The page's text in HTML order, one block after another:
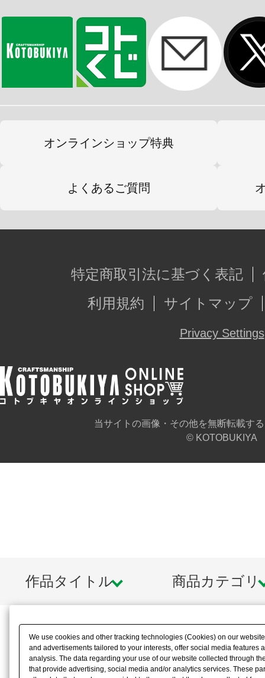
オンラインショップ特典
よくあるご質問
特定商取引法に基づく表記
利用規約
サイトマップ
Privacy Settings
当サイトの画像・その他を無断転載す
© KOTOBUKIYA
作品タイトル 商品カテゴリ
We use cookies and other tracking technologies (Cookies) on our
and advertisements tailored to your interests, offer social media features
analysis. The data regarding your use of our website collected through
that provide advertising, social media and/or analytics services. These